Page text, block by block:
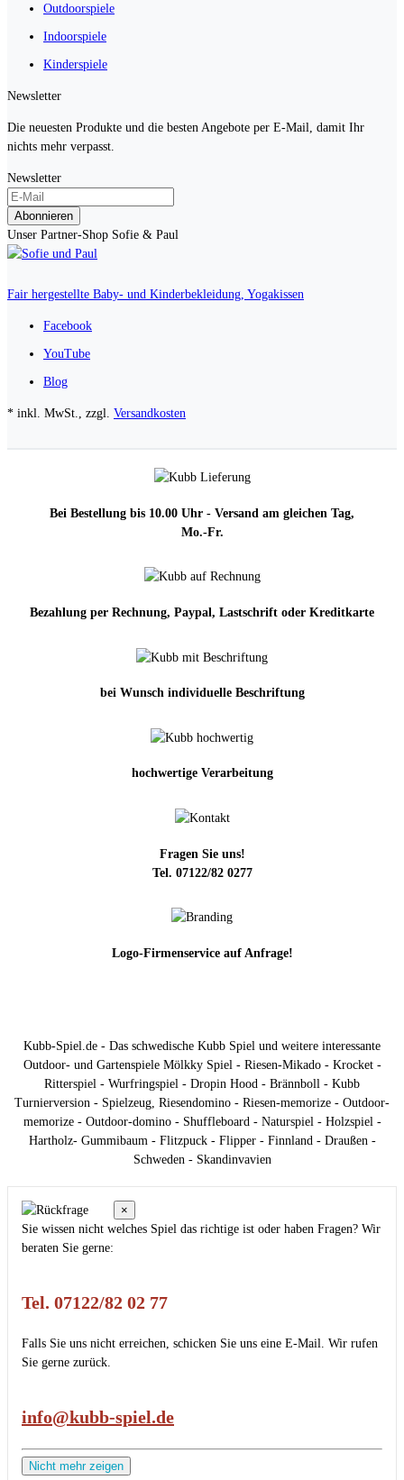
Outdoorspiele
Indoorspiele
Kinderspiele
Newsletter
Die neuesten Produkte und die besten Angebote per E-Mail, damit Ihr
nichts mehr verpasst.
Newsletter
Abonnieren
Unser Partner-Shop Sofie & Paul
Fair hergestellte Baby- und Kinderbekleidung, Yogakissen
Facebook
YouTube
Blog
* inkl. MwSt., zzgl. Versandkosten
Bei Bestellung bis 10.00 Uhr - Versand am gleichen Tag,
Mo.-Fr.
Bezahlung per Rechnung, Paypal, Lastschrift oder Kreditkarte
bei Wunsch individuelle Beschriftung
hochwertige Verarbeitung
Fragen Sie uns!
Tel. 07122/82 0277
Logo-Firmenservice auf Anfrage!
Kubb-Spiel.de - Das schwedische Kubb Spiel und weitere interessante
Outdoor- und Gartenspiele Mölkky Spiel - Riesen-Mikado - Krocket -
Ritterspiel - Wurfringspiel - Dropin Hood - Brännboll - Kubb
Turnierversion - Spielzeug, Riesendomino - Riesen-memorize - Outdoor-
memorize - Outdoor-domino - Shuffleboard - Naturspiel - Holzspiel -
Hartholz- Gummibaum - Flitzpuck - Flipper - Finnland - Draußen -
Schweden - Skandinvavien
×
Sie wissen nicht welches Spiel das richtige ist oder haben Fragen? Wir
beraten Sie gerne:
Tel. 07122/82 02 77
Falls Sie uns nicht erreichen, schicken Sie uns eine E-Mail. Wir rufen
Sie gerne zurück.
info@kubb-spiel.de
Nicht mehr zeigen